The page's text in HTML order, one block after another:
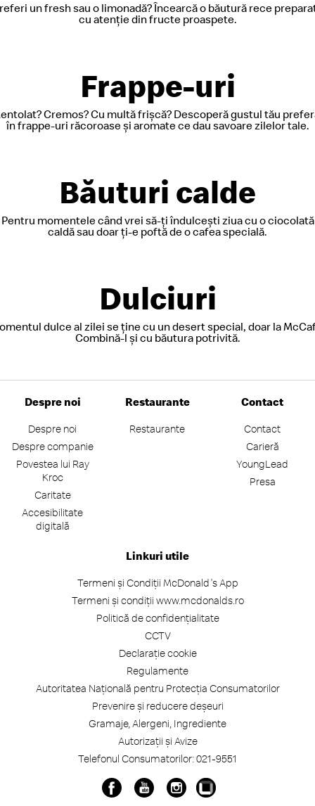
un fresh sau o limonadă? Încearcă o băutură rece
cu atenție din fructe proaspete.
Frappe-uri
Cremos? Cu multă frișcă? Descoperă gustul tău
în frappe-uri răcoroase și aromate ce dau savoare zilelor tale.
Băuturi calde
Pentru momentele când vrei să-ți îndulcești ziua cu o ciocolată
caldă sau doar ți-e poftă de o cafea specială.
Dulciuri
dulce al zilei se ține cu un desert special, doar la
Combină-l și cu băutura potrivită.
Despre noi
Despre noi
Despre companie
Povestea lui Ray
Kroc
Caritate
Accesibilitate
digitală
Restaurante
Restaurante
Contact
Contact
Carieră
YoungLead
Presa
Linkuri utile
Termeni și Condiții McDonald's App
Termeni și condiții www.mcdonalds.ro
Politică de confidențialitate
CCTV
Declarație cookie
Regulamente
Autoritatea Națională pentru Protecția Consumatorilor
Prevenire și reducere deșeuri
Gramaje, Alergeni, Ingrediente
Autorizații și Avize
Telefonul Consumatorilor: 021-9551